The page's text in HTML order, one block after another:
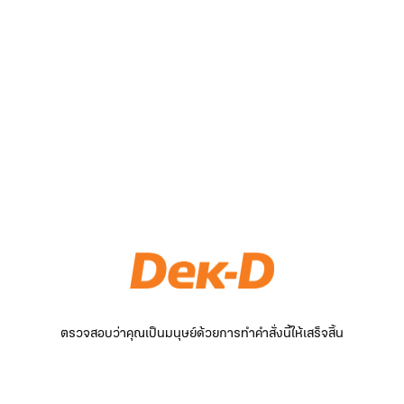
ตรวจสอบว่าคุณเป็นมนุษย์ด้วยการทำคำสั่งนี้ให้เสร็จสิ้น